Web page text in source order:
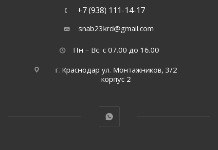
+7 (938) 111-14-17
snab23krd@gmail.com
Пн – Вс: с 07.00 до 16.00
г. Краснодар ул. Монтажников, 3/2
корпус 2